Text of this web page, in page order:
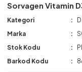
Sorvagen Vitamin
Kategori
Marka
Stok Kodu
Barkod Kodu